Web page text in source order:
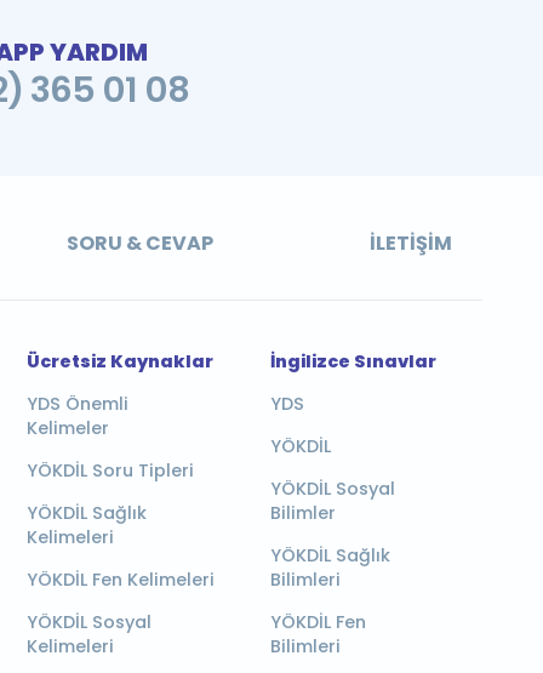
YARDIM
365 01 08
SORU & CEVAP İLETIŞIM
Ücretsiz Kaynaklar
YDS Önemli
Kelimeler
YÖKDİL Soru Tipleri
YÖKDİL Sağlık
Kelimeleri
YÖKDİL Fen Kelimeleri
YÖKDİL Sosyal
Kelimeleri
İngilizce Sınavlar
YDS
YÖKDİL
YÖKDİL Sosyal
Bilimler
YÖKDİL Sağlık
Bilimleri
YÖKDİL Fen
Bilimleri